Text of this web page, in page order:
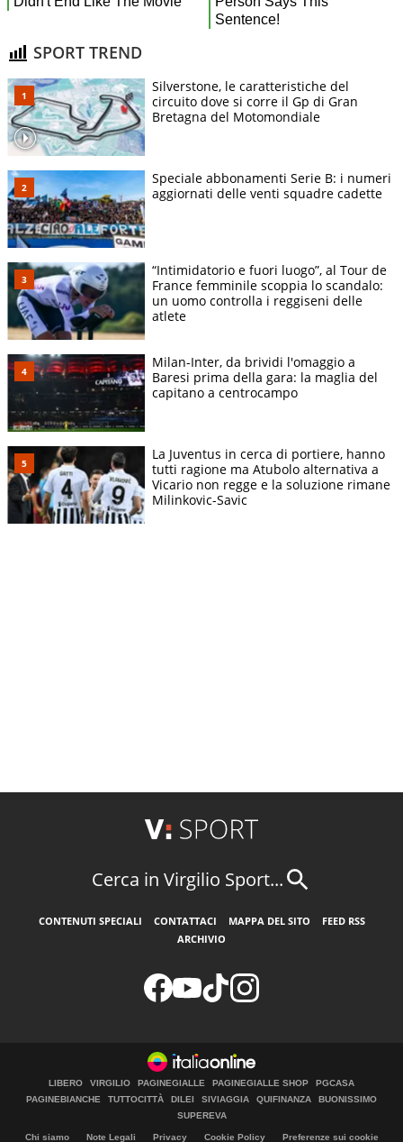
SPORT TREND
Silverstone, le caratteristiche del
circuito dove si corre il Gp di Gran
Bretagna del Motomondiale
Speciale abbonamenti Serie B: i numeri
aggiornati delle venti squadre cadette
“Intimidatorio e fuori luogo”, al Tour de
France femminile scoppia lo scandalo:
un uomo controlla i reggiseni delle
atlete
Milan-Inter, da brividi l'omaggio a
Baresi prima della gara: la maglia del
capitano a centrocampo
La Juventus in cerca di portiere, hanno
tutti ragione ma Atubolo alternativa a
Vicario non regge e la soluzione rimane
Milinkovic-Savic
Cerca in Virgilio Sport...
CONTENUTI SPECIALI CONTATTACI MAPPA DEL SITO
FEED RSS
ARCHIVIO
LIBERO VIRGILIO PAGINEGIALLE PAGINEGIALLE SHOP
PGCASA
PAGINEBIANCHE
TUTTOCITTÀ DILEI SIVIAGGIA QUIFINANZA
BUONISSIMO
SUPEREVA
Chi siamo Note Legali Privacy Cookie Policy Preferenze sui cookie